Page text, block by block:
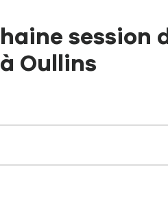
session
Oullins